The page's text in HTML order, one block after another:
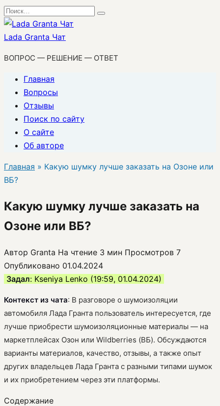
Перейти
к
содержанию
Search
for:
Lada Granta Чат
ВОПРОС — РЕШЕНИЕ — ОТВЕТ
Главная
Вопросы
Отзывы
Поиск по сайту
О сайте
Об авторе
Главная » Какую шумку лучше заказать на Озоне или
ВБ?
Какую шумку лучше заказать на
Озоне или ВБ?
Автор Granta На чтение 3 мин Просмотров 7
Опубликовано 01.04.2024
Задал: Kseniya Lenko (19:59, 01.04.2024)
Контекст из чата: В разговоре о шумоизоляции
автомобиля Лада Гранта пользователь интересуется, где
лучше приобрести шумоизоляционные материалы — на
маркетплейсах Озон или Wildberries (ВБ). Обсуждаются
варианты материалов, качество, отзывы, а также опыт
других владельцев Лада Гранта с разными типами шумок
и их приобретением через эти платформы.
Содержание